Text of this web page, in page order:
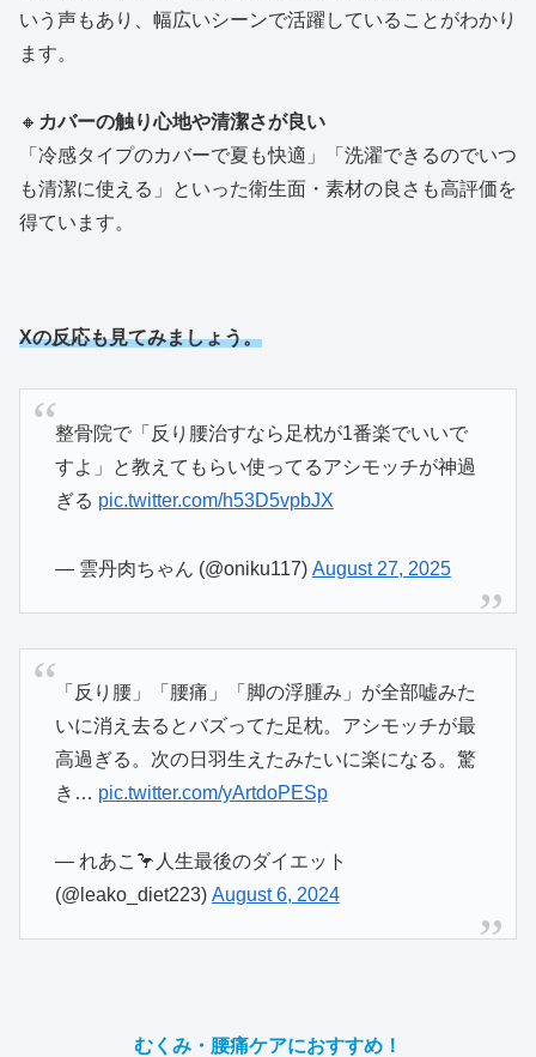
いう声もあり、幅広いシーンで活躍していることがわかり
ます。
🔸 カバーの触り心地や清潔さが良い
「冷感タイプのカバーで夏も快適」「洗濯できるのでいつ
も清潔に使える」といった衛生面・素材の良さも高評価を
得ています。
Xの反応も見てみましょう。
整骨院で「反り腰治すなら足枕が1番楽でいいで
すよ」と教えてもらい使ってるアシモッチが神過
ぎる pic.twitter.com/h53D5vpbJX
— 雲丹肉ちゃん (@oniku117) August 27, 2025
「反り腰」「腰痛」「脚の浮腫み」が全部嘘みた
いに消え去るとバズってた足枕。アシモッチが最
高過ぎる。次の日羽生えたみたいに楽になる。驚
き… pic.twitter.com/yArtdoPESp
— れあこ🦩人生最後のダイエット
(@leako_diet223) August 6, 2024
むくみ・腰痛ケアにおすすめ！